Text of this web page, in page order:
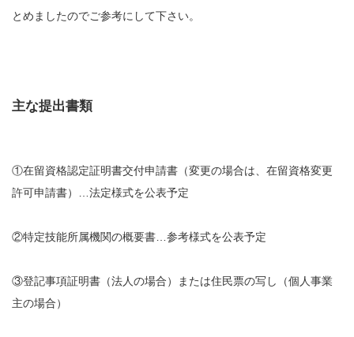
とめましたのでご参考にして下さい。
主な提出書類
①在留資格認定証明書交付申請書（変更の場合は、在留資格変更
許可申請書）…法定様式を公表予定
②特定技能所属機関の概要書…参考様式を公表予定
③登記事項証明書（法人の場合）または住民票の写し（個人事業
主の場合）